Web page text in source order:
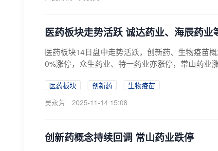
医药板块走势活跃 诚达药业、海辰药业
医药板块14日盘中走势活跃，创新药、生物疫苗
0%涨停，众生药业、特一药业亦涨停，常山药业
医药板块 创新药
生物疫苗
吴永芳
2025-11-14 15:08
创新药概念持续回调 常山药业跌停